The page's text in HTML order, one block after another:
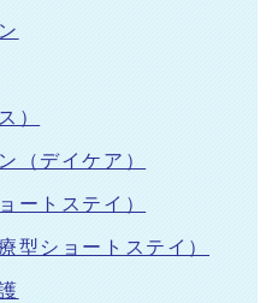
）
（デイケア）
ートステイ）
型ショートステイ）